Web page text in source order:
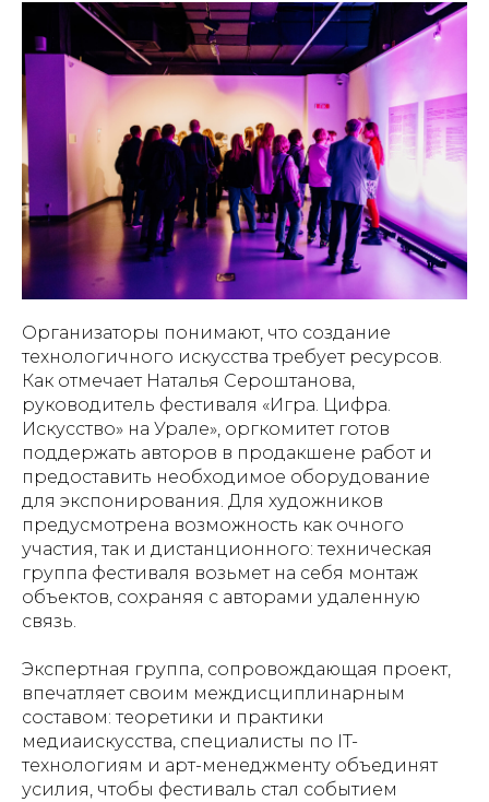
Организаторы понимают, что создание
технологичного искусства требует ресурсов.
Как отмечает Наталья Сероштанова,
руководитель фестиваля «Игра. Цифра.
Искусство» на Урале», оргкомитет готов
поддержать авторов в продакшене работ и
предоставить необходимое оборудование
для экспонирования. Для художников
предусмотрена возможность как очного
участия, так и дистанционного: техническая
группа фестиваля возьмет на себя монтаж
объектов, сохраняя с авторами удаленную
связь.
Экспертная группа, сопровождающая проект,
впечатляет своим междисциплинарным
составом: теоретики и практики
медиаискусства, специалисты по IT-
технологиям и арт-менеджменту объединят
усилия, чтобы фестиваль стал событием